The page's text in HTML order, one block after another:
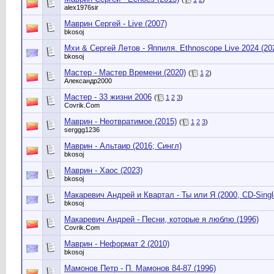
alex1976sir
Маврин Сергей - Live (2007)
bkosoj
Мхи & Сергей Летов - Яппиля. Ethnoscope Live 2024
bkosoj
Мастер - Мастер Времени (2020) ( 1 2)
Александр2000
Мастер - 33 жизни 2006 ( 1 2 3)
Сovrik.Com
Маврин - Неотвратимое (2015) ( 1 2 3)
serggg1236
Маврин - Альтаир (2016; Сингл)
bkosoj
Маврин - Хаос (2023)
bkosoj
Макаревич Андрей и Квартал - Ты или Я (2000, CD-
bkosoj
Макаревич Андрей - Песни, которые я люблю (1996)
Сovrik.Com
Маврин - Неформат 2 (2010)
bkosoj
Мамонов Петр - П. Мамонов 84-87 (1996)